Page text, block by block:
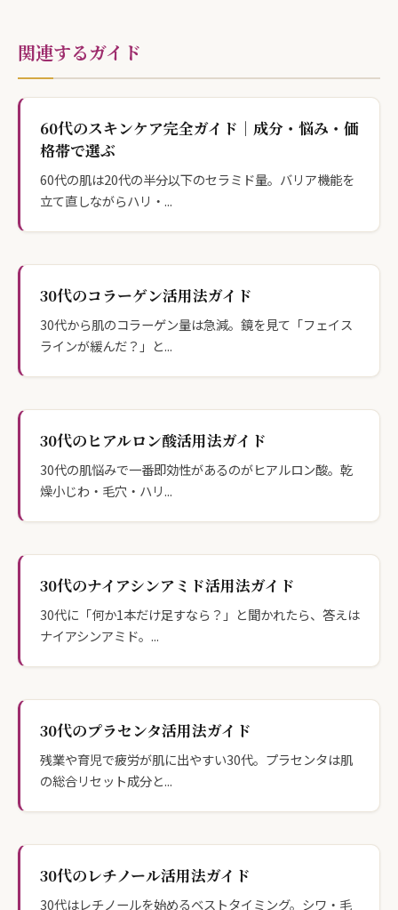
関連するガイド
60代のスキンケア完全ガイド｜成分・悩み・価
格帯で選ぶ
60代の肌は20代の半分以下のセラミド量。バリア機能を
立て直しながらハリ・...
30代のコラーゲン活用法ガイド
30代から肌のコラーゲン量は急減。鏡を見て「フェイス
ラインが緩んだ？」と...
30代のヒアルロン酸活用法ガイド
30代の肌悩みで一番即効性があるのがヒアルロン酸。乾
燥小じわ・毛穴・ハリ...
30代のナイアシンアミド活用法ガイド
30代に「何か1本だけ足すなら？」と聞かれたら、答えは
ナイアシンアミド。...
30代のプラセンタ活用法ガイド
残業や育児で疲労が肌に出やすい30代。プラセンタは肌
の総合リセット成分と...
30代のレチノール活用法ガイド
30代はレチノールを始めるベストタイミング。シワ・毛